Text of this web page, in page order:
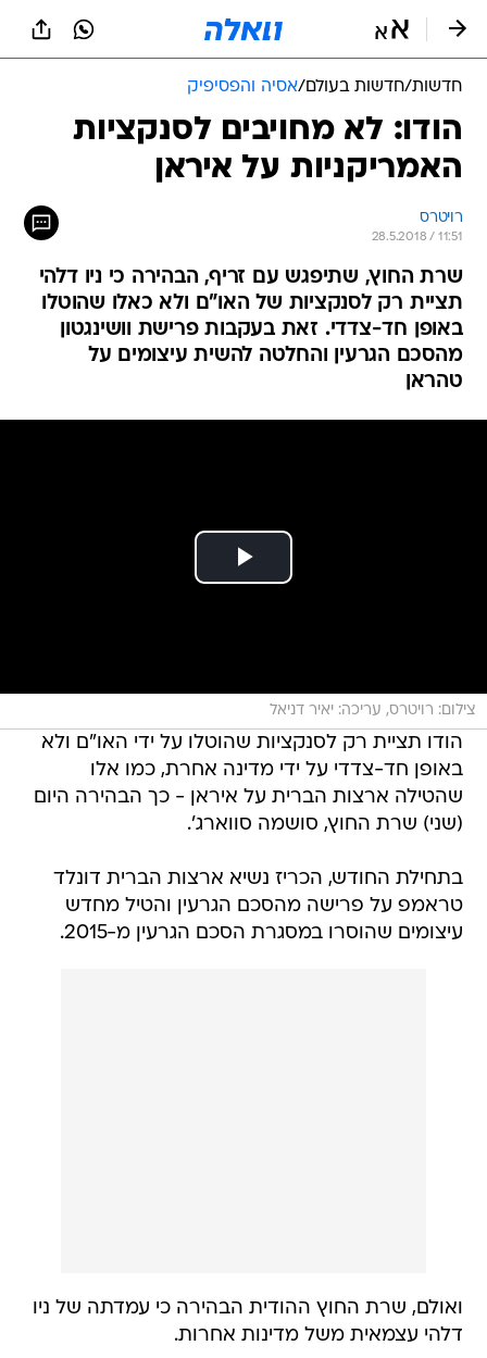
חדשות/חדשות בעולם/אסיה והפסיפיק
הודו: לא מחויבים לסנקציות
האמריקניות על איראן
רויטרס
28.5.2018 / 11:51
שרת החוץ, שתיפגש עם זריף, הבהירה כי ניו דלהי
תציית רק לסנקציות של האו"ם ולא כאלו שהוטלו
באופן חד-צדדי. זאת בעקבות פרישת וושינגטון
מהסכם הגרעין והחלטה להשית עיצומים על
טהראן
צילום: רויטרס, עריכה: יאיר דניאל
הודו תציית רק לסנקציות שהוטלו על ידי האו"ם ולא
באופן חד-צדדי על ידי מדינה אחרת, כמו אלו
שהטילה ארצות הברית על איראן - כך הבהירה היום
(שני) שרת החוץ, סושמה סווארג'.
בתחילת החודש, הכריז נשיא ארצות הברית דונלד
טראמפ על פרישה מהסכם הגרעין והטיל מחדש
עיצומים שהוסרו במסגרת הסכם הגרעין מ-2015.
ואולם, שרת החוץ ההודית הבהירה כי עמדתה של ניו
דלהי עצמאית משל מדינות אחרות.